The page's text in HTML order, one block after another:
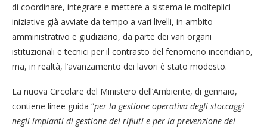
di coordinare, integrare e mettere a sistema le molteplici
iniziative già avviate da tempo a vari livelli, in ambito
amministrativo e giudiziario, da parte dei vari organi
istituzionali e tecnici per il contrasto del fenomeno incendiario,
ma, in realtà, l’avanzamento dei lavori è stato modesto.
La nuova Circolare del Ministero dell’Ambiente, di gennaio,
contiene linee guida “per la gestione operativa degli stoccaggi
negli impianti di gestione dei rifiuti e per la prevenzione dei